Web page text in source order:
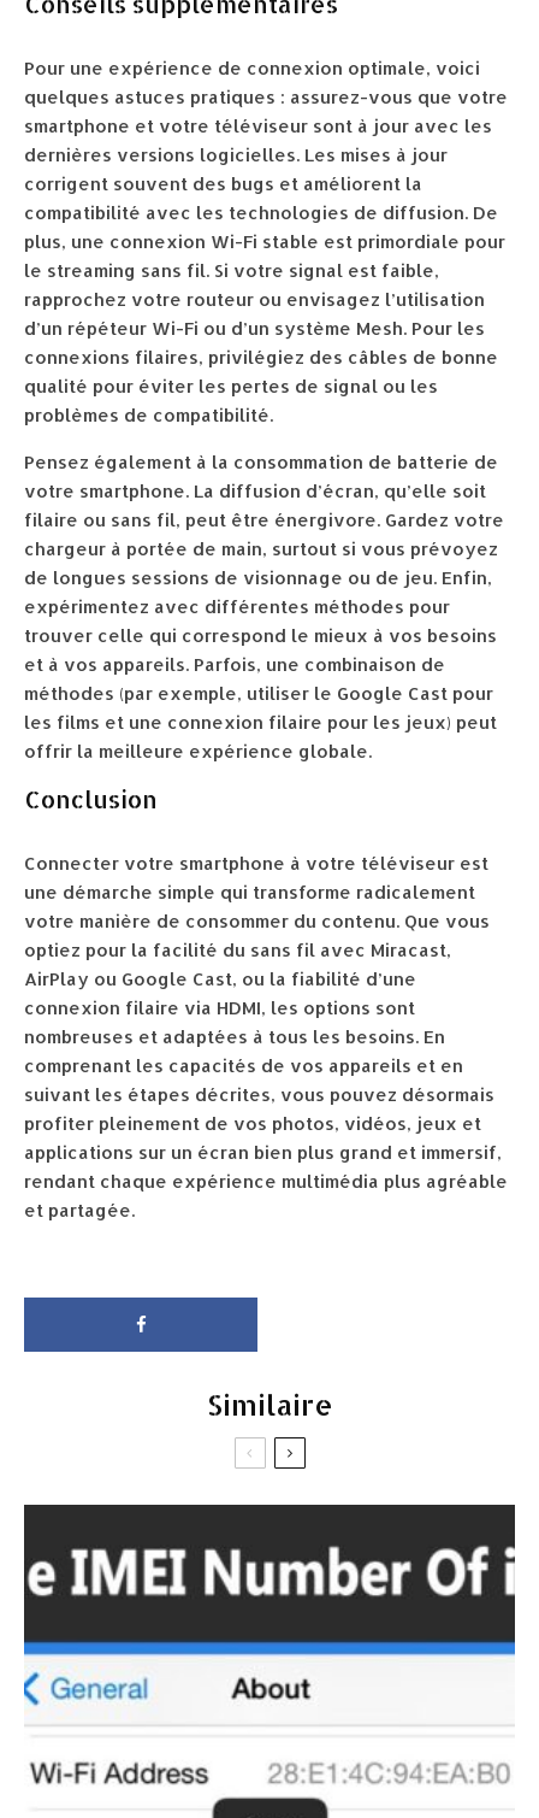
Pour une expérience de connexion optimale, voici
quelques astuces pratiques : assurez-vous que votre
smartphone et votre téléviseur sont à jour avec les
dernières versions logicielles. Les mises à jour
corrigent souvent des bugs et améliorent la
compatibilité avec les technologies de diffusion. De
plus, une connexion Wi-Fi stable est primordiale pour
le streaming sans fil. Si votre signal est faible,
rapprochez votre routeur ou envisagez l’utilisation
d’un répéteur Wi-Fi ou d’un système Mesh. Pour les
connexions filaires, privilégiez des câbles de bonne
qualité pour éviter les pertes de signal ou les
problèmes de compatibilité.
Pensez également à la consommation de batterie de
votre smartphone. La diffusion d’écran, qu’elle soit
filaire ou sans fil, peut être énergivore. Gardez votre
chargeur à portée de main, surtout si vous prévoyez
de longues sessions de visionnage ou de jeu. Enfin,
expérimentez avec différentes méthodes pour
trouver celle qui correspond le mieux à vos besoins
et à vos appareils. Parfois, une combinaison de
méthodes (par exemple, utiliser le Google Cast pour
les films et une connexion filaire pour les jeux) peut
offrir la meilleure expérience globale.
Conclusion
Connecter votre smartphone à votre téléviseur est
une démarche simple qui transforme radicalement
votre manière de consommer du contenu. Que vous
optiez pour la facilité du sans fil avec Miracast,
AirPlay ou Google Cast, ou la fiabilité d’une
connexion filaire via HDMI, les options sont
nombreuses et adaptées à tous les besoins. En
comprenant les capacités de vos appareils et en
suivant les étapes décrites, vous pouvez désormais
profiter pleinement de vos photos, vidéos, jeux et
applications sur un écran bien plus grand et immersif,
rendant chaque expérience multimédia plus agréable
et partagée.
Similaire